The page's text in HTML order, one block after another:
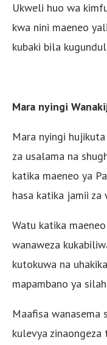
Ukweli huo wa
kwa nini maeneo
kubaki bila
Mara nyingi
Mara nyingi
za usalama na
katika maeneo ya
hasa katika jamii za
Watu katika
wanaweza
kutokuwa na
mapambano ya
Maafisa wanasema
kulevya